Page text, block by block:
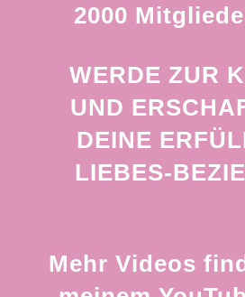
2000
WERDE ZUR
UND
DEINE
LIEBES-
Mehr Videos